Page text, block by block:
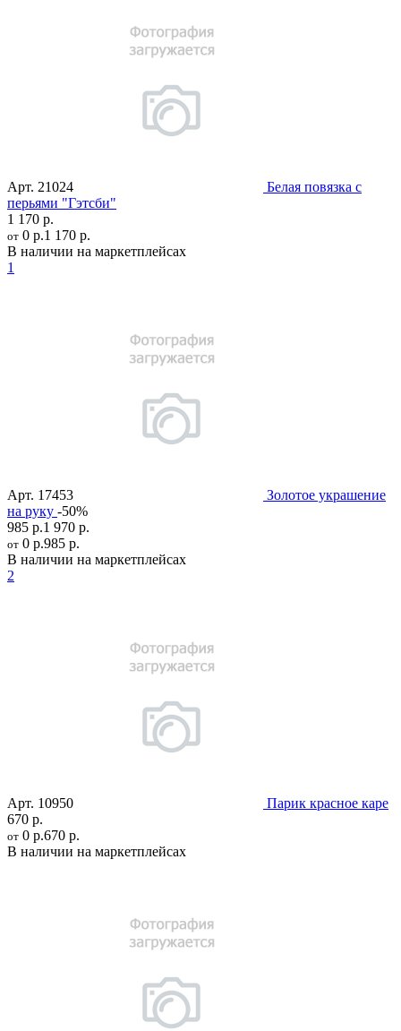
Арт. 21024
Белая повязка с
перьями "Гэтсби"
1 170 р.
от 0 р.1 170 р.
В наличии на маркетплейсах
1
Арт. 17453
Золотое украшение
на руку -50%
985 р.1 970 р.
от 0 р.985 р.
В наличии на маркетплейсах
2
Арт. 10950
Парик красное каре
670 р.
от 0 р.670 р.
В наличии на маркетплейсах